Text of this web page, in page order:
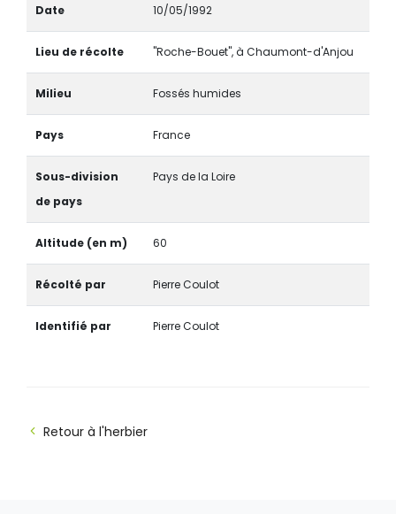
Date 10/05/1992
Lieu de récolte "Roche-Bouet", à Chaumont-d'Anjou
Milieu Fossés humides
Pays France
Sous-division
de pays
Pays de la Loire
Altitude (en m) 60
Récolté par Pierre Coulot
Identifié par Pierre Coulot
Retour à l'herbier